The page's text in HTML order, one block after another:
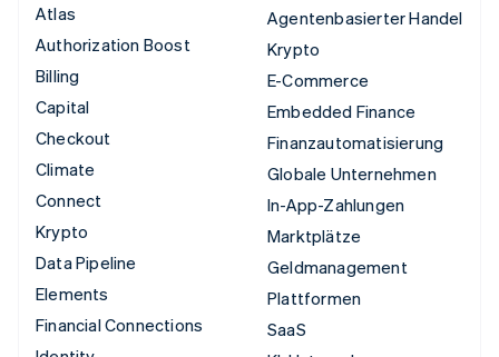
Atlas
Authorization Boost
Billing
Capital
Checkout
Climate
Connect
Krypto
Data Pipeline
Elements
Financial Connections
Agentenbasierter Handel
Krypto
E-Commerce
Embedded Finance
Finanzautomatisierung
Globale Unternehmen
In-App-Zahlungen
Marktplätze
Geldmanagement
Plattformen
SaaS